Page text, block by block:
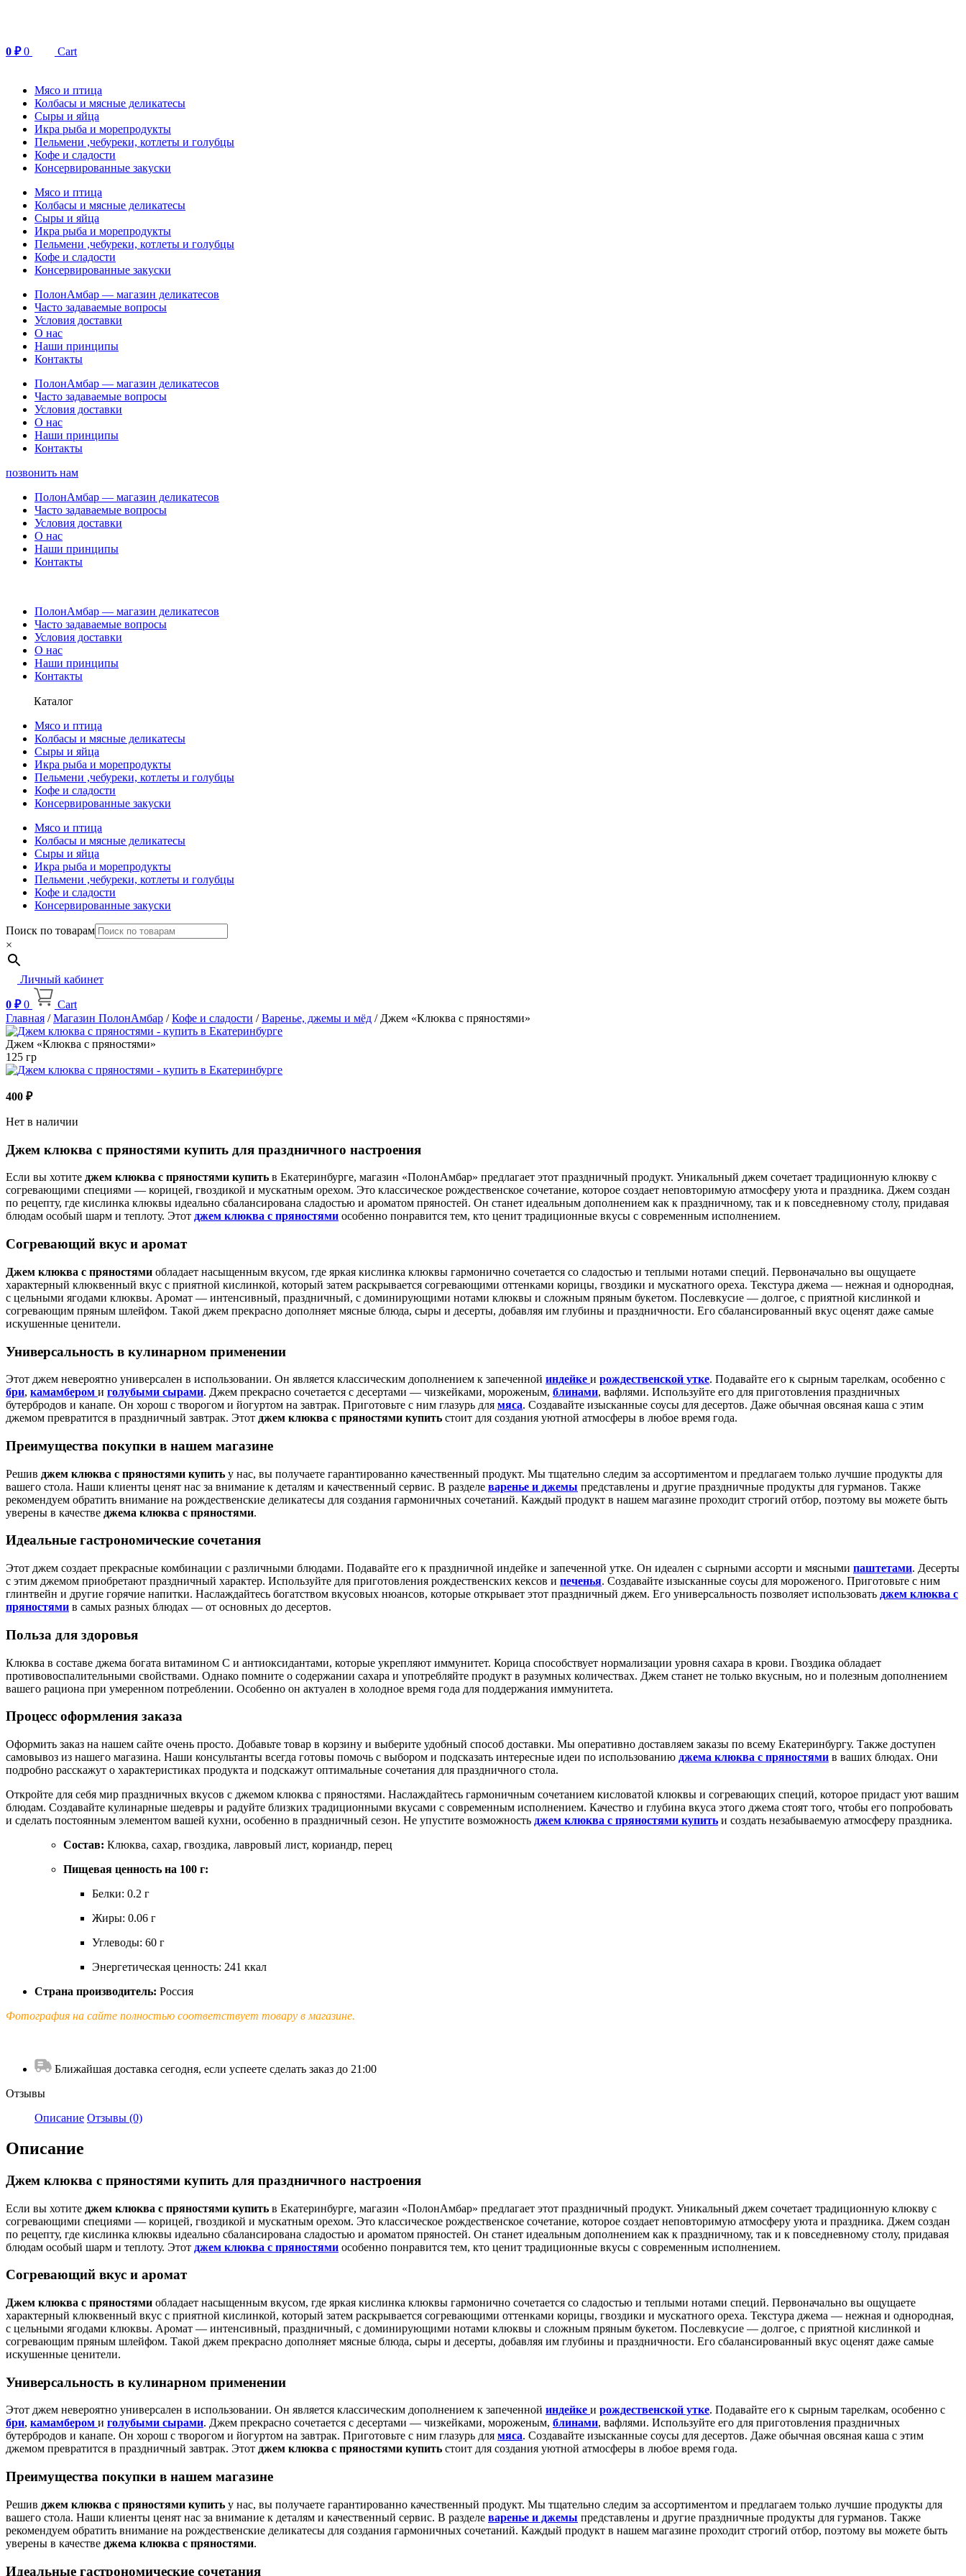
0 ₽ 0 Cart
Мясо и птица
Колбасы и мясные деликатесы
Сыры и яйца
Икра рыба и морепродукты
Пельмени ,чебуреки, котлеты и голубцы
Кофе и сладости
Консервированные закуски
Мясо и птица
Колбасы и мясные деликатесы
Сыры и яйца
Икра рыба и морепродукты
Пельмени ,чебуреки, котлеты и голубцы
Кофе и сладости
Консервированные закуски
ПолонАмбар — магазин деликатесов
Часто задаваемые вопросы
Условия доставки
О нас
Наши принципы
Контакты
ПолонАмбар — магазин деликатесов
Часто задаваемые вопросы
Условия доставки
О нас
Наши принципы
Контакты
позвонить нам
ПолонАмбар — магазин деликатесов
Часто задаваемые вопросы
Условия доставки
О нас
Наши принципы
Контакты
ПолонАмбар — магазин деликатесов
Часто задаваемые вопросы
Условия доставки
О нас
Наши принципы
Контакты
Каталог
Мясо и птица
Колбасы и мясные деликатесы
Сыры и яйца
Икра рыба и морепродукты
Пельмени ,чебуреки, котлеты и голубцы
Кофе и сладости
Консервированные закуски
Мясо и птица
Колбасы и мясные деликатесы
Сыры и яйца
Икра рыба и морепродукты
Пельмени ,чебуреки, котлеты и голубцы
Кофе и сладости
Консервированные закуски
Поиск по товарам
×
Личный кабинет
0 ₽ 0
Cart
Главная /Магазин ПолонАмбар /Кофе и сладости /Варенье, джемы и мёд / Джем «Клюква с пряностями»
Джем «Клюква с пряностями»
125 гр
400 ₽
Нет в наличии
Джем клюква с пряностями купить для праздничного настроения
Если вы хотите джем клюква с пряностями купить в Екатеринбурге, магазин «ПолонАмбар» предлагает этот праздничный продукт. Уникальный джем сочетает традиционную клюкву с
согревающими специями — корицей, гвоздикой и мускатным орехом. Это классическое рождественское сочетание, которое создает неповторимую атмосферу уюта и праздника. Джем создан
по рецепту, где кислинка клюквы идеально сбалансирована сладостью и ароматом пряностей. Он станет идеальным дополнением как к праздничному, так и к повседневному столу, придавая
блюдам особый шарм и теплоту. Этот джем клюква с пряностями особенно понравится тем, кто ценит традиционные вкусы с современным исполнением.
Согревающий вкус и аромат
Джем клюква с пряностями обладает насыщенным вкусом, где яркая кислинка клюквы гармонично сочетается со сладостью и теплыми нотами специй. Первоначально вы ощущаете
характерный клюквенный вкус с приятной кислинкой, который затем раскрывается согревающими оттенками корицы, гвоздики и мускатного ореха. Текстура джема — нежная и однородная,
с цельными ягодами клюквы. Аромат — интенсивный, праздничный, с доминирующими нотами клюквы и сложным пряным букетом. Послевкусие — долгое, с приятной кислинкой и
согревающим пряным шлейфом. Такой джем прекрасно дополняет мясные блюда, сыры и десерты, добавляя им глубины и праздничности. Его сбалансированный вкус оценят даже самые
искушенные ценители.
Универсальность в кулинарном применении
Этот джем невероятно универсален в использовании. Он является классическим дополнением к запеченной индейке и рождественской утке. Подавайте его к сырным тарелкам, особенно с
бри, камамбером и голубыми сырами. Джем прекрасно сочетается с десертами — чизкейками, мороженым, блинами, вафлями. Используйте его для приготовления праздничных
бутербродов и канапе. Он хорош с творогом и йогуртом на завтрак. Приготовьте с ним глазурь для мяса. Создавайте изысканные соусы для десертов. Даже обычная овсяная каша с этим
джемом превратится в праздничный завтрак. Этот джем клюква с пряностями купить стоит для создания уютной атмосферы в любое время года.
Преимущества покупки в нашем магазине
Решив джем клюква с пряностями купить у нас, вы получаете гарантированно качественный продукт. Мы тщательно следим за ассортиментом и предлагаем только лучшие продукты для
вашего стола. Наши клиенты ценят нас за внимание к деталям и качественный сервис. В разделе варенье и джемы представлены и другие праздничные продукты для гурманов. Также
рекомендуем обратить внимание на рождественские деликатесы для создания гармоничных сочетаний. Каждый продукт в нашем магазине проходит строгий отбор, поэтому вы можете быть
уверены в качестве джема клюква с пряностями.
Идеальные гастрономические сочетания
Этот джем создает прекрасные комбинации с различными блюдами. Подавайте его к праздничной индейке и запеченной утке. Он идеален с сырными ассорти и мясными паштетами. Десерты
с этим джемом приобретают праздничный характер. Используйте для приготовления рождественских кексов и печенья. Создавайте изысканные соусы для мороженого. Приготовьте с ним
глинтвейн и другие горячие напитки. Наслаждайтесь богатством вкусовых нюансов, которые открывает этот праздничный джем. Его универсальность позволяет использовать джем клюква с
пряностями в самых разных блюдах — от основных до десертов.
Польза для здоровья
Клюква в составе джема богата витамином С и антиоксидантами, которые укрепляют иммунитет. Корица способствует нормализации уровня сахара в крови. Гвоздика обладает
противовоспалительными свойствами. Однако помните о содержании сахара и употребляйте продукт в разумных количествах. Джем станет не только вкусным, но и полезным дополнением
вашего рациона при умеренном потреблении. Особенно он актуален в холодное время года для поддержания иммунитета.
Процесс оформления заказа
Оформить заказ на нашем сайте очень просто. Добавьте товар в корзину и выберите удобный способ доставки. Мы оперативно доставляем заказы по всему Екатеринбургу. Также доступен
самовывоз из нашего магазина. Наши консультанты всегда готовы помочь с выбором и подсказать интересные идеи по использованию джема клюква с пряностями в ваших блюдах. Они
подробно расскажут о характеристиках продукта и подскажут оптимальные сочетания для праздничного стола.
Откройте для себя мир праздничных вкусов с джемом клюква с пряностями. Наслаждайтесь гармоничным сочетанием кисловатой клюквы и согревающих специй, которое придаст уют вашим
блюдам. Создавайте кулинарные шедевры и радуйте близких традиционными вкусами с современным исполнением. Качество и глубина вкуса этого джема стоят того, чтобы его попробовать
и сделать постоянным элементом вашей кухни, особенно в праздничный сезон. Не упустите возможность джем клюква с пряностями купить и создать незабываемую атмосферу праздника.
Состав: Клюква, сахар, гвоздика, лавровый лист, кориандр, перец
Пищевая ценность на 100 г:
Белки: 0.2 г
Жиры: 0.06 г
Углеводы: 60 г
Энергетическая ценность: 241 ккал
Страна производитель: Россия
Фотография на сайте полностью соответствует товару в магазине.
Ближайшая доставка сегодня, если успеете сделать заказ до 21:00
Отзывы
Описание Отзывы (0)
Описание
Джем клюква с пряностями купить для праздничного настроения
Если вы хотите джем клюква с пряностями купить в Екатеринбурге, магазин «ПолонАмбар» предлагает этот праздничный продукт. Уникальный джем сочетает традиционную клюкву с
согревающими специями — корицей, гвоздикой и мускатным орехом. Это классическое рождественское сочетание, которое создает неповторимую атмосферу уюта и праздника. Джем создан
по рецепту, где кислинка клюквы идеально сбалансирована сладостью и ароматом пряностей. Он станет идеальным дополнением как к праздничному, так и к повседневному столу, придавая
блюдам особый шарм и теплоту. Этот джем клюква с пряностями особенно понравится тем, кто ценит традиционные вкусы с современным исполнением.
Согревающий вкус и аромат
Джем клюква с пряностями обладает насыщенным вкусом, где яркая кислинка клюквы гармонично сочетается со сладостью и теплыми нотами специй. Первоначально вы ощущаете
характерный клюквенный вкус с приятной кислинкой, который затем раскрывается согревающими оттенками корицы, гвоздики и мускатного ореха. Текстура джема — нежная и однородная,
с цельными ягодами клюквы. Аромат — интенсивный, праздничный, с доминирующими нотами клюквы и сложным пряным букетом. Послевкусие — долгое, с приятной кислинкой и
согревающим пряным шлейфом. Такой джем прекрасно дополняет мясные блюда, сыры и десерты, добавляя им глубины и праздничности. Его сбалансированный вкус оценят даже самые
искушенные ценители.
Универсальность в кулинарном применении
Этот джем невероятно универсален в использовании. Он является классическим дополнением к запеченной индейке и рождественской утке. Подавайте его к сырным тарелкам, особенно с
бри, камамбером и голубыми сырами. Джем прекрасно сочетается с десертами — чизкейками, мороженым, блинами, вафлями. Используйте его для приготовления праздничных
бутербродов и канапе. Он хорош с творогом и йогуртом на завтрак. Приготовьте с ним глазурь для мяса. Создавайте изысканные соусы для десертов. Даже обычная овсяная каша с этим
джемом превратится в праздничный завтрак. Этот джем клюква с пряностями купить стоит для создания уютной атмосферы в любое время года.
Преимущества покупки в нашем магазине
Решив джем клюква с пряностями купить у нас, вы получаете гарантированно качественный продукт. Мы тщательно следим за ассортиментом и предлагаем только лучшие продукты для
вашего стола. Наши клиенты ценят нас за внимание к деталям и качественный сервис. В разделе варенье и джемы представлены и другие праздничные продукты для гурманов. Также
рекомендуем обратить внимание на рождественские деликатесы для создания гармоничных сочетаний. Каждый продукт в нашем магазине проходит строгий отбор, поэтому вы можете быть
уверены в качестве джема клюква с пряностями.
Идеальные гастрономические сочетания